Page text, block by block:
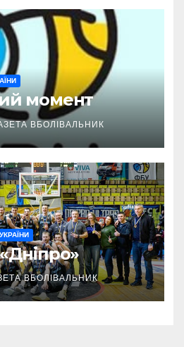
момент
ВБОЛІВАЛЬНИК
ВБОЛІВАЛЬНИК